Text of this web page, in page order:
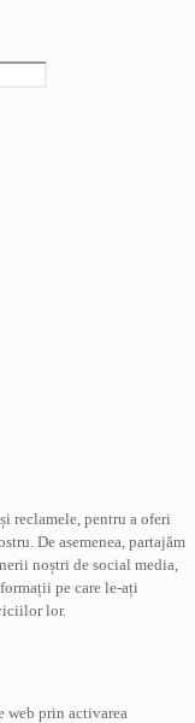
reclamele, pentru a oferi
De asemenea, partajăm
noștri de social media,
pe care le-ați
lor.
web prin activarea